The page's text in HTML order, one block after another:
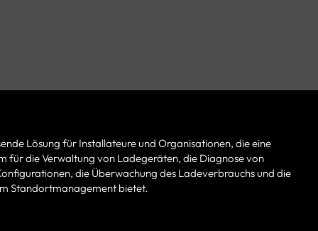
Lösung für Installateure und Organisationen, die eine
für die Verwaltung von Ladegeräten, die Diagnose von
die Überwachung des Ladeverbrauchs und die
Standortmanagement bietet.